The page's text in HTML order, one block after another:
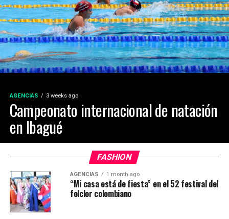
AGENCIAS 3 weeks ago
Campeonato internacional de natación
en Ibagué
FASHION
AGENCIAS 1 month ago
“Mi casa está de fiesta” en el 52 festival del
folclor colombiano